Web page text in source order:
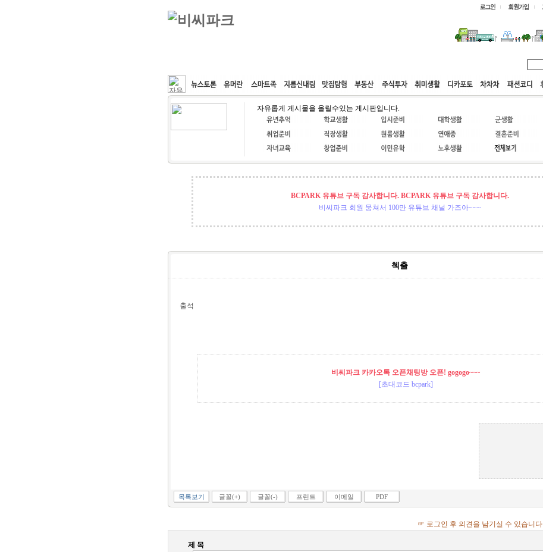
커뮤니티 속도패치 웹호스팅 공동구매 고객센터
자유롭게 게시물을 올릴수있는 게시판입니다.
BCPARK 유튜브 구독 감사합니다. BCPARK 유튜브 구독 감사합니다.
비씨파크 회원 뭉쳐서 100만 유튜브 채널 가즈아~~~
첵출
출석
비씨파크 카카오톡 오픈채팅방 오픈! gogogo~~~
[초대코드 bcpark]
목록보기 글꼴(+) 글꼴(-) 프린트 이메일 PDF
☞ 로그인 후 의견을 남기실 수 있습니다
제 목